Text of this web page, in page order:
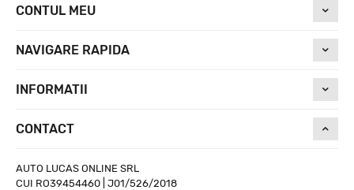
CONTUL MEU
NAVIGARE RAPIDA
INFORMATII
CONTACT
AUTO LUCAS ONLINE SRL
CUI RO39454460 | J01/526/2018